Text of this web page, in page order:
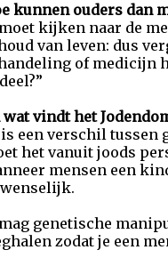
kunnen ouders dan
kijken naar de
van leven: dus
of medicijn
wat vindt het
een verschil tussen
het vanuit joods
mensen een
genetische
zodat je een